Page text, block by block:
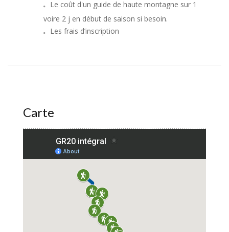
Le coût d'un guide de haute montagne sur 1
voire 2 j en début de saison si besoin.
Les frais d’inscription
Carte